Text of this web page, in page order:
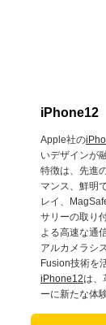
iPhone12
Apple社の
いデザインが
特徴は、先進
マンス、鮮明
レイ、
サリーの取り
よる高速な通
アルカメラシ
Fusion技術を
iPhone12は、
ーに新たな体